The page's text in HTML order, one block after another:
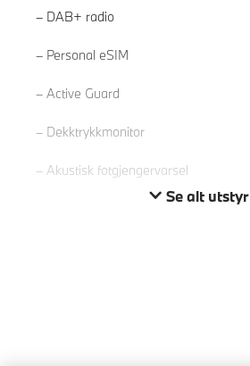
DAB+ radio
Personal eSIM
Active Guard
Dekktrykkmonitor
Akustisk fotgjengervarsel
Se alt utstyr